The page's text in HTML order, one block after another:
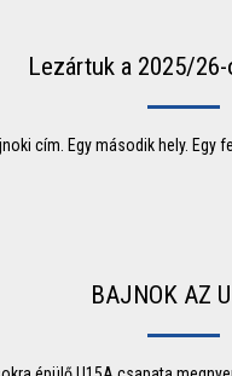
Lezártuk a 2025/
cím. Egy második hely.
BAJNOK AZ